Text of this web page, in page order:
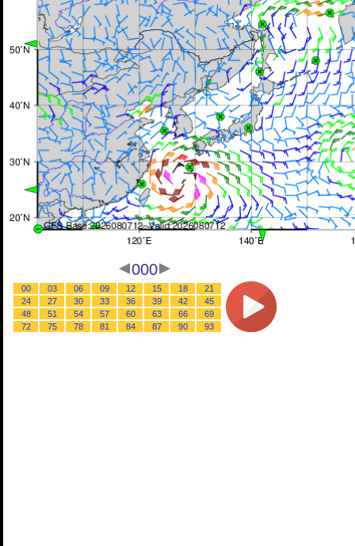
000
00 03 06 09 12 15 18
21
24
27 30 33 36 39 42
45
48
51 54 57 60 63 66
69
72
75 78 81 84 87 90 93